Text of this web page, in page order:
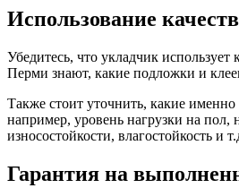
Использование
Убедитесь, что укладчик
Перми знают, какие подложки и
Также стоит уточнить, какие
например, уровень нагрузки на пол,
износостойкости, влагостойкость и
Гарантия на